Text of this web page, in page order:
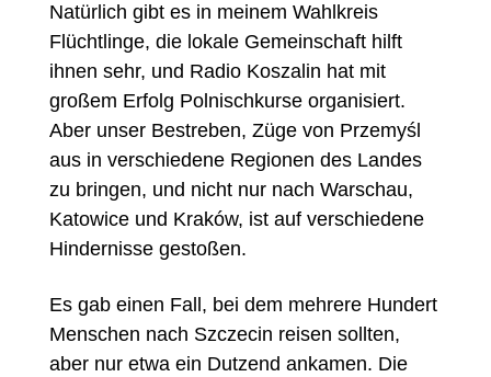
Natürlich gibt es in meinem Wahlkreis
Flüchtlinge, die lokale Gemeinschaft hilft
ihnen sehr, und Radio Koszalin hat mit
großem Erfolg Polnischkurse organisiert.
Aber unser Bestreben, Züge von Przemyśl
aus in verschiedene Regionen des Landes
zu bringen, und nicht nur nach Warschau,
Katowice und Kraków, ist auf verschiedene
Hindernisse gestoßen.
Es gab einen Fall, bei dem mehrere Hundert
Menschen nach Szczecin reisen sollten,
aber nur etwa ein Dutzend ankamen. Die